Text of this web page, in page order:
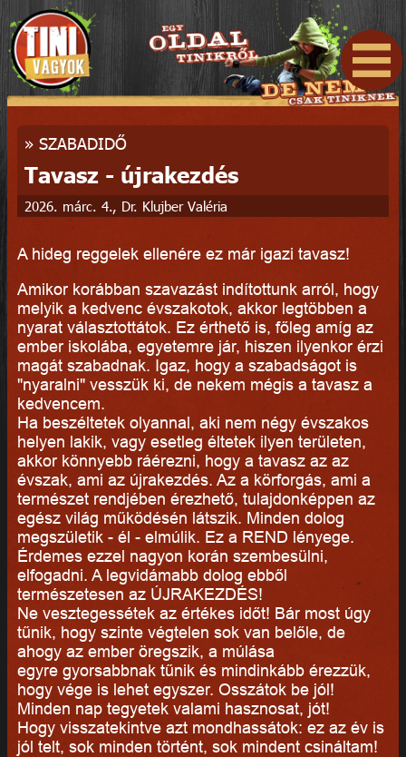
» SZABADIDŐ
Tavasz - újrakezdés
2026. márc. 4., Dr. Klujber Valéria
A hideg reggelek ellenére ez már igazi tavasz!
Amikor korábban szavazást indítottunk arról, hogy
melyik a kedvenc évszakotok, akkor legtöbben a
nyarat választottátok. Ez érthető is, főleg amíg az
ember iskolába, egyetemre jár, hiszen ilyenkor érzi
magát szabadnak. Igaz, hogy a szabadságot is
"nyaralni" vesszük ki, de nekem mégis a tavasz a
kedvencem.
Ha beszéltetek olyannal, aki nem négy évszakos
helyen lakik, vagy esetleg éltetek ilyen területen,
akkor könnyebb ráérezni, hogy a tavasz az az
évszak, ami az újrakezdés. Az a körforgás, ami a
természet rendjében érezhető, tulajdonképpen az
egész világ működésén látszik. Minden dolog
megszületik - él - elmúlik. Ez a REND lényege.
Érdemes ezzel nagyon korán szembesülni,
elfogadni. A legvidámabb dolog ebből
természetesen az ÚJRAKEZDÉS!
Ne vesztegessétek az értékes időt! Bár most úgy
tűnik, hogy szinte végtelen sok van belőle, de
ahogy az ember öregszik, a múlása
egyre gyorsabbnak tűnik és mindinkább érezzük,
hogy vége is lehet egyszer. Osszátok be jól!
Minden nap tegyetek valami hasznosat, jót!
Hogy visszatekintve azt mondhassátok: ez az év is
jól telt, sok minden történt, sok mindent csináltam!